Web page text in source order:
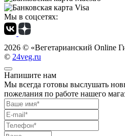
Мы в соцсетях:
2026 © «Вегетарианский Online
© 24veg.ru
Напишите нам
Мы всегда готовы выслушать
пожелания по работе нашего